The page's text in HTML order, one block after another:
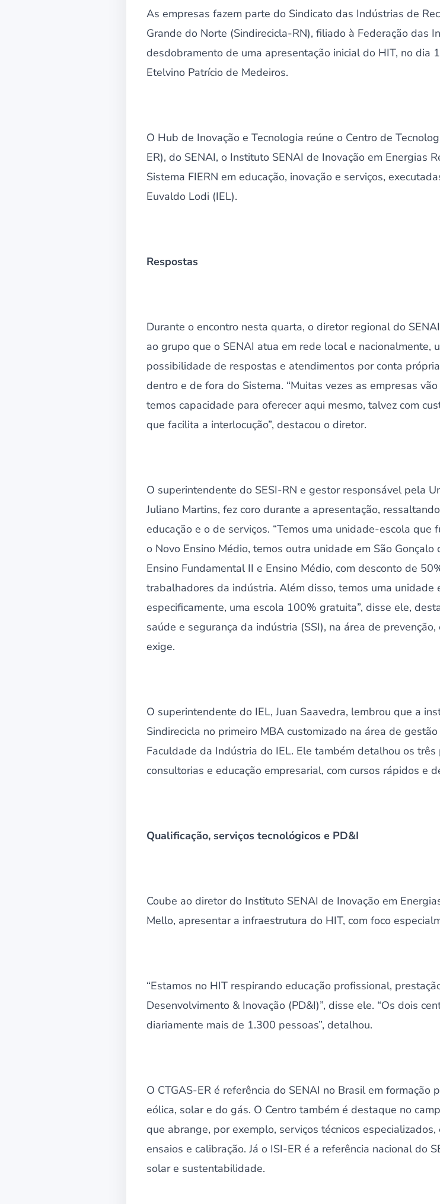
As empresas fazem parte do Sindicato das Indústrias de
Grande do Norte (Sindirecicla-RN), filiado à Federação das
desdobramento de uma apresentação inicial do HIT, no dia
Etelvino Patrício de Medeiros.
O Hub de Inovação e Tecnologia reúne o Centro de
ER), do SENAI, o Instituto SENAI de Inovação em Energias
Sistema FIERN em educação, inovação e serviços,
Euvaldo Lodi (IEL).
Respostas
Durante o encontro nesta quarta, o diretor regional do
ao grupo que o SENAI atua em rede local e nacionalmente,
possibilidade de respostas e atendimentos por conta
dentro e de fora do Sistema. “Muitas vezes as empresas
temos capacidade para oferecer aqui mesmo, talvez com
que facilita a interlocução”, destacou o diretor.
O superintendente do SESI-RN e gestor responsável pela
Juliano Martins, fez coro durante a apresentação,
educação e o de serviços. “Temos uma unidade-escola que
o Novo Ensino Médio, temos outra unidade em São
Ensino Fundamental II e Ensino Médio, com desconto de
trabalhadores da indústria. Além disso, temos uma unidade
especificamente, uma escola 100% gratuita”, disse ele,
saúde e segurança da indústria (SSI), na área de
exige.
O superintendente do IEL, Juan Saavedra, lembrou que a
Sindirecicla no primeiro MBA customizado na área de
Faculdade da Indústria do IEL. Ele também detalhou os
consultorias e educação empresarial, com cursos rápidos e
Qualificação, serviços tecnológicos e PD&I
Coube ao diretor do Instituto SENAI de Inovação em
Mello, apresentar a infraestrutura do HIT, com foco
“Estamos no HIT respirando educação profissional,
Desenvolvimento & Inovação (PD&I)”, disse ele. “Os dois
diariamente mais de 1.300 pessoas”, detalhou.
O CTGAS-ER é referência do SENAI no Brasil em
eólica, solar e do gás. O Centro também é destaque no
que abrange, por exemplo, serviços técnicos
ensaios e calibração. Já o ISI-ER é a referência nacional do
solar e sustentabilidade.